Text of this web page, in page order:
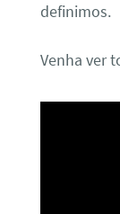
definimos.
Venha ver